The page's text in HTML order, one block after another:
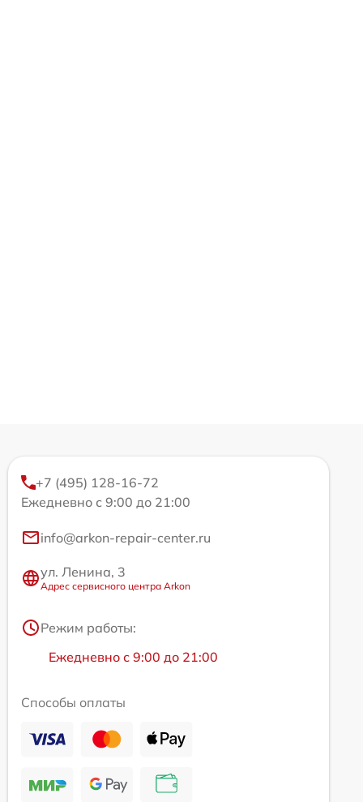
+7 (495) 128-16-72
Ежедневно с 9:00 до 21:00
info@arkon-repair-center.ru
ул. Ленина, 3
Адрес сервисного центра Arkon
Режим работы:
Ежедневно с 9:00 до 21:00
Способы оплаты